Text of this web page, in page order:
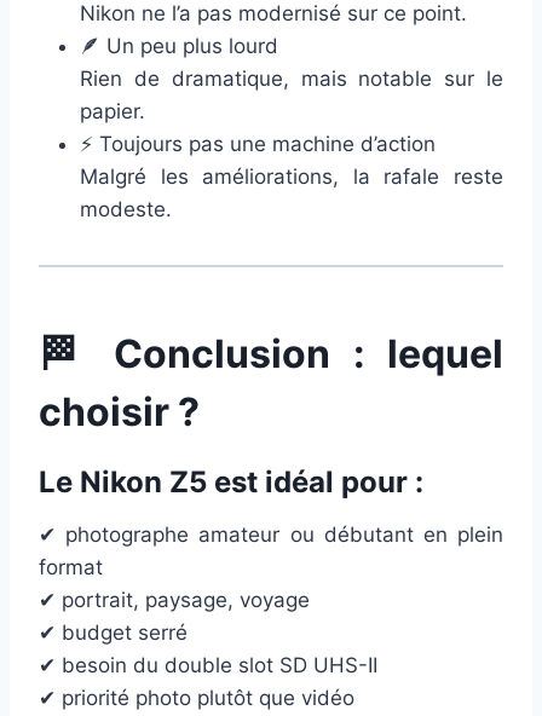
Nikon ne l’a pas modernisé sur ce point.
🪶 Un peu plus lourd
Rien de dramatique, mais notable sur le
papier.
⚡ Toujours pas une machine d’action
Malgré les améliorations, la rafale reste
modeste.
🏁 Conclusion : lequel
choisir ?
Le Nikon Z5 est idéal pour :
✔ photographe amateur ou débutant en plein
format
✔ portrait, paysage, voyage
✔ budget serré
✔ besoin du double slot SD UHS-II
✔ priorité photo plutôt que vidéo